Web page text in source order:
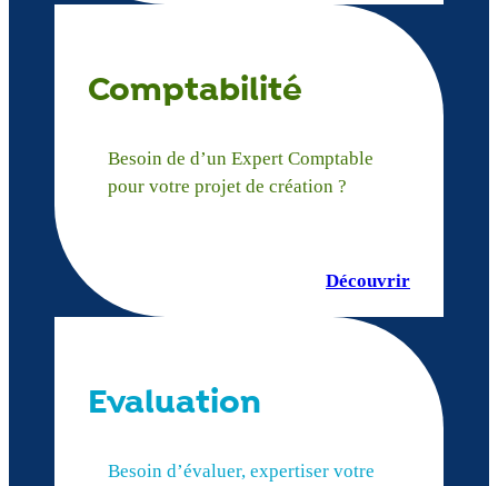
Comptabilité
Besoin de d’un Expert Comptable
pour votre projet de création ?
Découvrir
Evaluation
Besoin d’évaluer, expertiser votre